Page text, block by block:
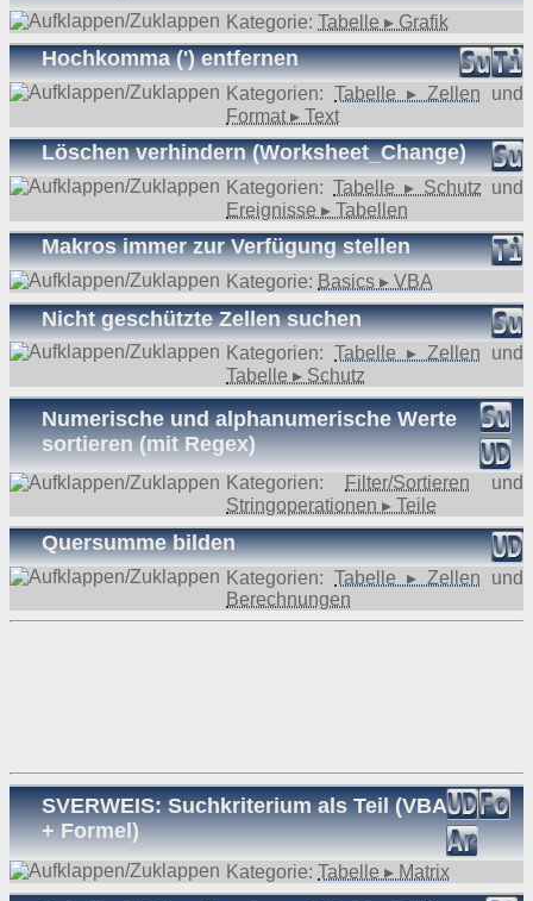
Kategorie: Tabelle ▸ Grafik
Hochkomma (') entfernen
Kategorien: Tabelle ▸ Zellen und
Format ▸ Text
Löschen verhindern (Worksheet_Change)
Kategorien: Tabelle ▸ Schutz und
Ereignisse ▸ Tabellen
Makros immer zur Verfügung stellen
Kategorie: Basics ▸ VBA
Nicht geschützte Zellen suchen
Kategorien: Tabelle ▸ Zellen und
Tabelle ▸ Schutz
Numerische und alphanumerische Werte
sortieren (mit Regex)
Kategorien: Filter/Sortieren und
Stringoperationen ▸ Teile
Quersumme bilden
Kategorien: Tabelle ▸ Zellen und
Berechnungen
SVERWEIS: Suchkriterium als Teil (VBA
+ Formel)
Kategorie: Tabelle ▸ Matrix